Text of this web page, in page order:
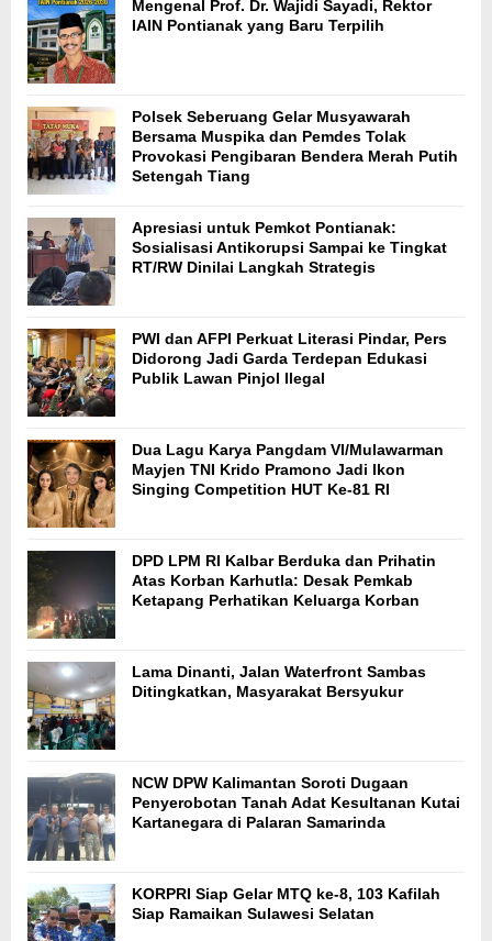
Mengenal Prof. Dr. Wajidi Sayadi, Rektor
IAIN Pontianak yang Baru Terpilih
Polsek Seberuang Gelar Musyawarah
Bersama Muspika dan Pemdes Tolak
Provokasi Pengibaran Bendera Merah Putih
Setengah Tiang
Apresiasi untuk Pemkot Pontianak:
Sosialisasi Antikorupsi Sampai ke Tingkat
RT/RW Dinilai Langkah Strategis
PWI dan AFPI Perkuat Literasi Pindar, Pers
Didorong Jadi Garda Terdepan Edukasi
Publik Lawan Pinjol Ilegal
Dua Lagu Karya Pangdam VI/Mulawarman
Mayjen TNI Krido Pramono Jadi Ikon
Singing Competition HUT Ke-81 RI
DPD LPM RI Kalbar Berduka dan Prihatin
Atas Korban Karhutla: Desak Pemkab
Ketapang Perhatikan Keluarga Korban
Lama Dinanti, Jalan Waterfront Sambas
Ditingkatkan, Masyarakat Bersyukur
NCW DPW Kalimantan Soroti Dugaan
Penyerobotan Tanah Adat Kesultanan Kutai
Kartanegara di Palaran Samarinda
KORPRI Siap Gelar MTQ ke-8, 103 Kafilah
Siap Ramaikan Sulawesi Selatan